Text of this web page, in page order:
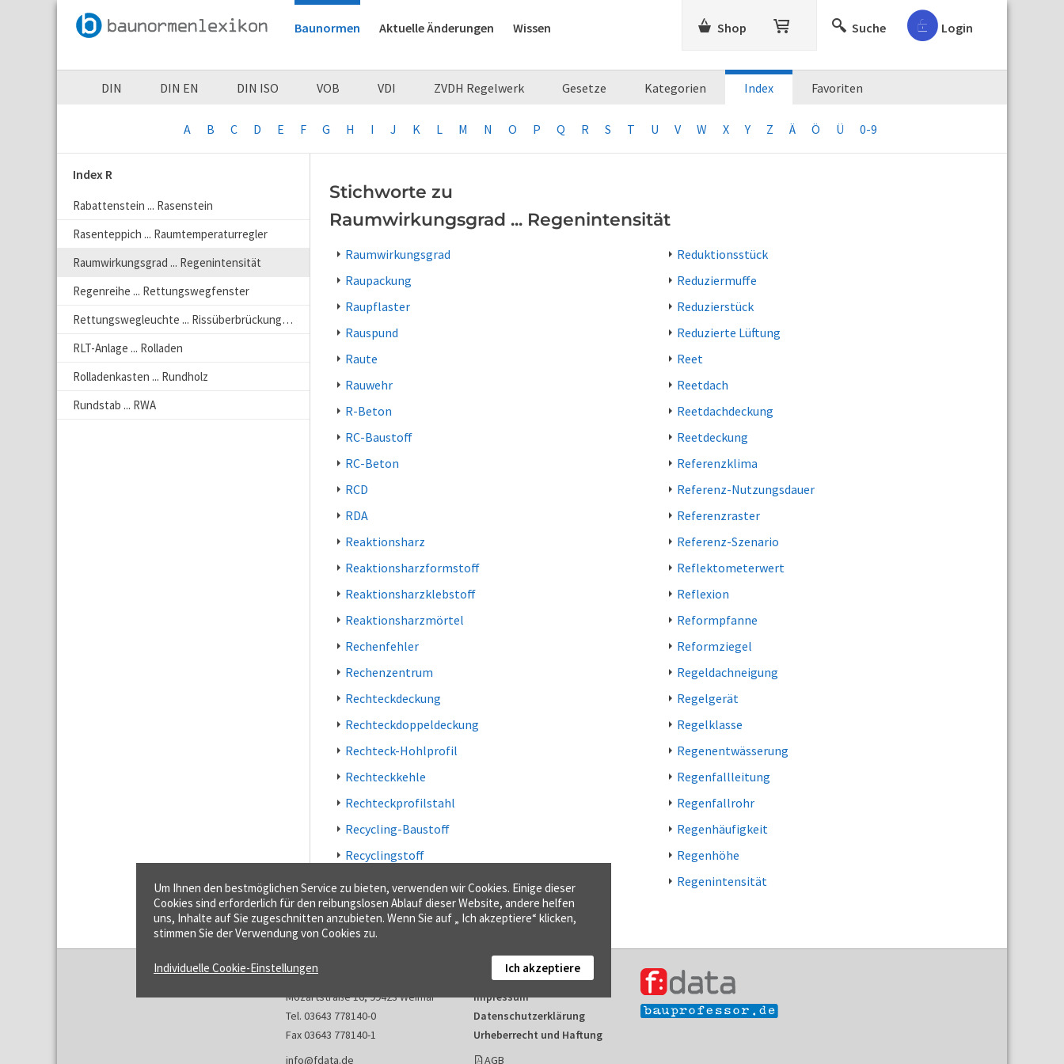
Baunormen Aktuelle Änderungen Wissen Shop Suche Login
DIN DIN EN DIN ISO VOB VDI ZVDH Regelwerk Gesetze Kategorien Index Favoriten
A B C D E F G H I J K L M N O P Q R S T U V W X Y Z Ä Ö Ü 0-9
Index R
Rabattenstein ... Rasenstein
Rasenteppich ... Raumtemperaturregler
Raumwirkungsgrad ... Regenintensität
Regenreihe ... Rettungswegfenster
Rettungswegleuchte ... Rissüberbrückungsfähigkeit
RLT-Anlage ... Rolladen
Rolladenkasten ... Rundholz
Rundstab ... RWA
Stichworte zu
Raumwirkungsgrad ... Regenintensität
Raumwirkungsgrad
Raupackung
Raupflaster
Rauspund
Raute
Rauwehr
R-Beton
RC-Baustoff
RC-Beton
RCD
RDA
Reaktionsharz
Reaktionsharzformstoff
Reaktionsharzklebstoff
Reaktionsharzmörtel
Rechenfehler
Rechenzentrum
Rechteckdeckung
Rechteckdoppeldeckung
Rechteck-Hohlprofil
Rechteckkehle
Rechteckprofilstahl
Recycling-Baustoff
Recyclingstoff
Reduktionsfaktor
Reduktionsstück
Reduziermuffe
Reduzierstück
Reduzierte Lüftung
Reet
Reetdach
Reetdachdeckung
Reetdeckung
Referenzklima
Referenz-Nutzungsdauer
Referenzraster
Referenz-Szenario
Reflektometerwert
Reflexion
Reformpfanne
Reformziegel
Regeldachneigung
Regelgerät
Regelklasse
Regenentwässerung
Regenfallleitung
Regenfallrohr
Regenhäufigkeit
Regenhöhe
Regenintensität
f:data GmbH
Mozartstraße 16, 99423 Weimar
Tel. 03643 778140-0
Fax 03643 778140-1
info@fdata.de
Kontakt
Impressum
Datenschutzerklärung
Urheberrecht und Haftung
AGB
Um Ihnen den bestmöglichen Service zu bieten, verwenden wir Cookies. Einige dieser
Cookies sind erforderlich für den reibungslosen Ablauf dieser Website, andere helfen
uns, Inhalte auf Sie zugeschnitten anzubieten. Wenn Sie auf „ Ich akzeptiere“ klicken,
stimmen Sie der Verwendung von Cookies zu.
Individuelle Cookie-Einstellungen Ich akzeptiere